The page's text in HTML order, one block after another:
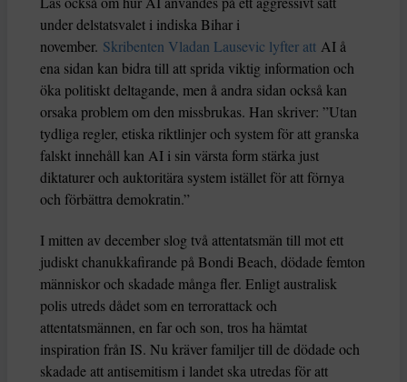
under delstatsvalet i indiska Bihar i
november. Skribenten Vladan Lausevic lyfter att AI å
ena sidan kan bidra till att sprida viktig information och
öka politiskt deltagande, men å andra sidan också kan
orsaka problem om den missbrukas. Han skriver: ”Utan
tydliga regler, etiska riktlinjer och system för att granska
falskt innehåll kan AI i sin värsta form stärka just
diktaturer och auktoritära system istället för att förnya
och förbättra demokratin.”
I mitten av december slog två attentatsmän till mot ett
judiskt chanukkafirande på Bondi Beach, dödade femton
människor och skadade många fler. Enligt australisk
polis utreds dådet som en terrorattack och
attentatsmännen, en far och son, tros ha hämtat
inspiration från IS. Nu kräver familjer till de dödade och
skadade att antisemitism i landet ska utredas för att